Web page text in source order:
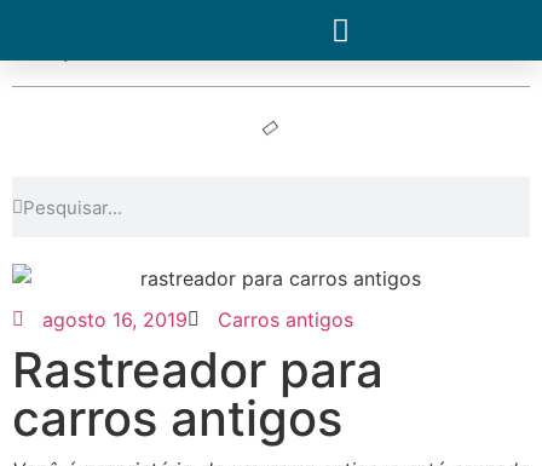
agosto 16, 2019 Carros antigos
Rastreador para
carros antigos